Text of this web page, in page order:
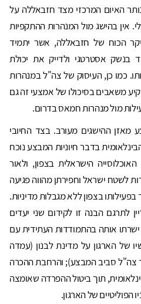
האיום המרכזי מצד חזבאללה על
אין בהישג מול המנהרות ההתקפיות
הכוח של חזבאללה, אשר יתמיד
בנשק אסטרטגי ולדייק את יכולת
כמו כן, העיסוק של צה"ל במנהרות
משאבים בסיכולו של אמצעי זה גם
מול מנהרות חמאס בדרום.
מאזן ההישגים מעורב. בצד החיובי
בדבר חיוניות המבצע נוכח
הישראלית בצפון, ולאור
לשטח ישראל וחפירתן מהווה פגיעה
בצפון ללא מגבלות מדיניות.
לתרגם הבנה זו לקידום שני יעדים
אותה בהתמודדות העתידית עם
של הארגון על מדינת לבנון (עמדה
צה"ל סביב המבצע); והרחבת ההכרה
תוך ביטול ההפרדה שאומצה
הפוליטיים של הארגון.